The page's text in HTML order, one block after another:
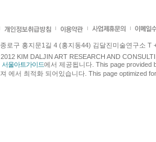
로구 홍지문1길 4 (홍지동44) 김달진미술연구소 T
KIM DALJIN ART RESEARCH AND
서울아트가이드에서 제공됩니다. This page provided
에서 최적화 되어있습니다. This page optimized